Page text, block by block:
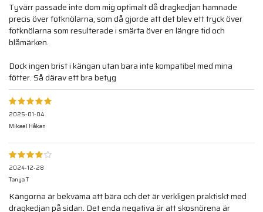
Tyvärr passade inte dom mig optimalt då dragkedjan hamnade
precis över fotknölarna, som då gjorde att det blev ett tryck över
fotknölarna som resulterade i smärta över en längre tid och
blåmärken.
Dock ingen brist i kängan utan bara inte kompatibel med mina
fötter. Så därav ett bra betyg
2025-01-04
Mikael Håkan
2024-12-28
Tanya T
Kängorna är bekväma att bära och det är verkligen praktiskt med
dragkedjan på sidan. Det enda negativa är att skosnörena är